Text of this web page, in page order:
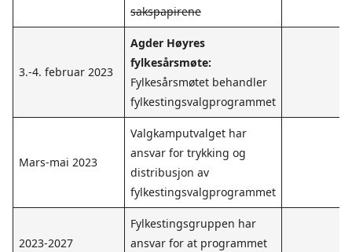
sakspapirene
3.-4. februar 2023
Agder Høyres
fylkesårsmøte:
Fylkesårsmøtet behandler
fylkestingsvalgprogrammet
Mars-mai 2023
Valgkamputvalget har
ansvar for trykking og
distribusjon av
fylkestingsvalgprogrammet
2023-2027
Fylkestingsgruppen har
ansvar for at programmet